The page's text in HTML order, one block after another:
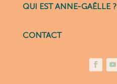
QUI EST ANNE-GAËLLE ?
CONTACT